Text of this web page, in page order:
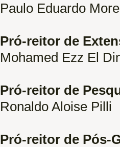
Paulo Eduardo
Pró-reitor de
Mohamed Ezz El
Pró-reitor de
Ronaldo Aloise Pilli
Pró-reitor de Pós-